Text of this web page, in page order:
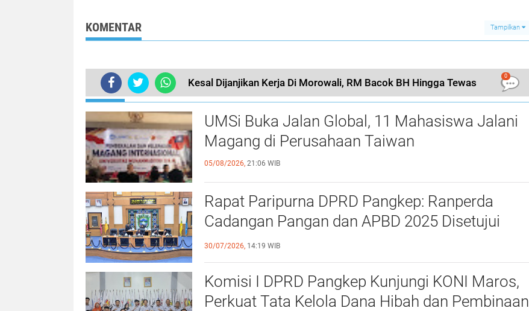
KOMENTAR Tampilkan
Kesal Dijanjikan Kerja Di Morowali, RM Bacok BH Hingga Tewas
0
TERKINI
UMSi Buka Jalan Global, 11 Mahasiswa Jalani
Magang di Perusahaan Taiwan
05/08/2026, 21:06 WIB
Rapat Paripurna DPRD Pangkep: Ranperda
Cadangan Pangan dan APBD 2025 Disetujui
dengan Sejumlah Catatan
30/07/2026, 14:19 WIB
Komisi I DPRD Pangkep Kunjungi KONI Maros,
Perkuat Tata Kelola Dana Hibah dan Pembinaan